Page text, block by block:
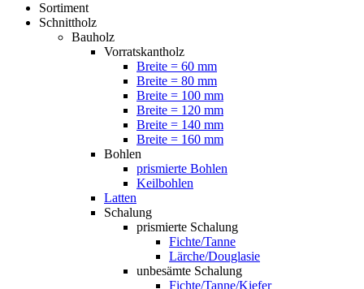
Sortiment
Schnittholz
Bauholz
Vorratskantholz
Breite = 60 mm
Breite = 80 mm
Breite = 100 mm
Breite = 120 mm
Breite = 140 mm
Breite = 160 mm
Bohlen
prismierte Bohlen
Keilbohlen
Latten
Schalung
prismierte Schalung
Fichte/Tanne
Lärche/Douglasie
unbesämte Schalung
Fichte/Tanne/Kiefer